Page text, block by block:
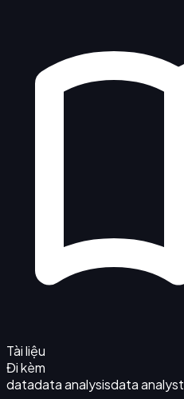
Tài liệu
Đi kèm
datadata analysisdata analyst